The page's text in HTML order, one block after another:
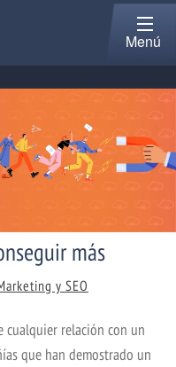
Menú
más
y SEO
cualquier relación con un
que han demostrado un